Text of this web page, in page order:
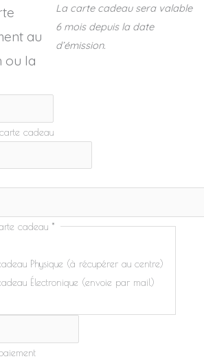
au
ou la
La carte cadeau sera valable
6 mois depuis la date
d’émission.
cadeau
cadeau *
Physique (à récupérer au centre)
Électronique (envoie par mail)